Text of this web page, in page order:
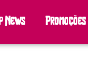
News Promoções